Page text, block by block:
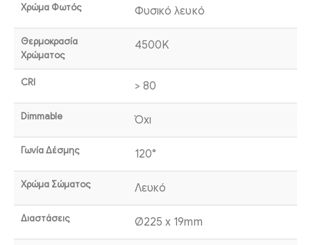
Χρώμα Φωτός Φυσικό λευκό
Θερμοκρασία
Χρώματος
4500K
CRI > 80
Dimmable Όχι
Γωνία Δέσμης 120°
Χρώμα Σώματος Λευκό
Διαστάσεις Ø225 x 19mm